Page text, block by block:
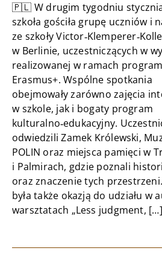
🇵🇱 W drugim tygodniu
szkoła gościła grupę uczniów i
ze szkoły
w Berlinie, uczestniczących w
realizowanej w ramach
Erasmus+. Wspólne spotkania
obejmowały zarówno zajęcia
w szkole, jak i bogaty program
kulturalno‑edukacyjny.
odwiedzili Zamek Królewski,
POLIN oraz miejsca pamięci w
i Palmirach, gdzie poznali
oraz znaczenie tych
była także okazją do udziału w
warsztatach „Less judgment, […]